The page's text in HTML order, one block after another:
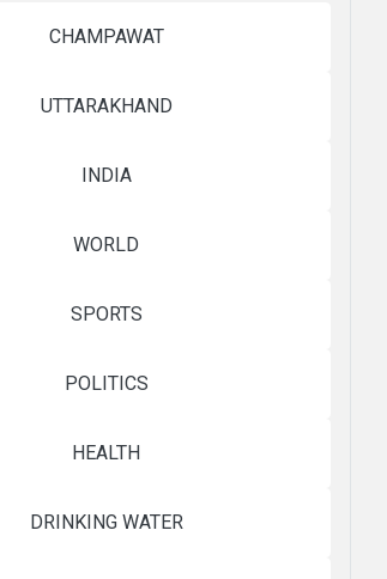
CHAMPAWAT
UTTARAKHAND
INDIA
WORLD
SPORTS
POLITICS
HEALTH
DRINKING WATER